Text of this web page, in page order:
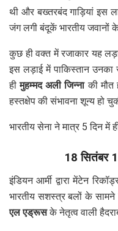
थी और बख्तरबंद गाड़ियां इस
जंग लगी बंदूकें भारतीय जवानों
कुछ ही वक्त में रजाकार यह
इस लड़ाई में पाकिस्तान
हीमुहम्मद अली जिन्नाकी मौत
हस्तक्षेप की संभावना शून्य हो
भारतीय सेना ने मात्र 5 दिन में
18 सितंबर
इंडियन आर्मी द्वारा मेंटेन
भारतीय सशस्त्र बलों के
एल एड्रूसके नेतृत्व वाली